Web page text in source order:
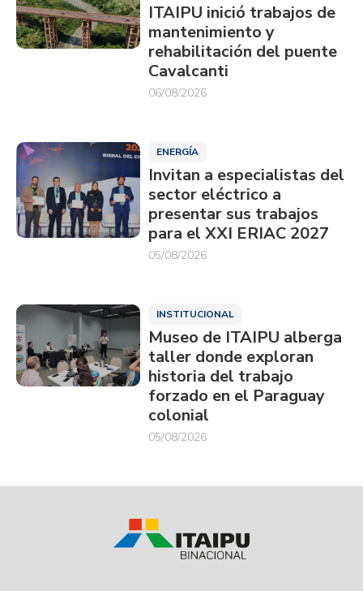
ITAIPU inició trabajos de
mantenimiento y
rehabilitación del puente
Cavalcanti
06/08/2026
ENERGÍA
Invitan a especialistas del
sector eléctrico a
presentar sus trabajos
para el XXI ERIAC 2027
05/08/2026
INSTITUCIONAL
Museo de ITAIPU alberga
taller donde exploran
historia del trabajo
forzado en el Paraguay
colonial
05/08/2026